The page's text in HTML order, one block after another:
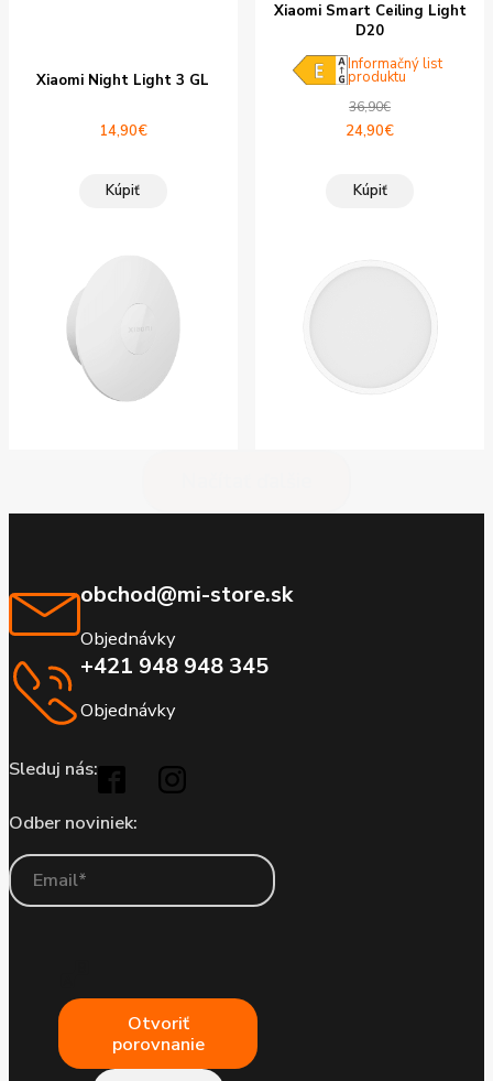
Xiaomi Night Light 3 GL
14,90€
Kúpiť
Xiaomi Smart Ceiling Light
D20
Informačný list
produktu
36,90€
Pôvodná
bola:
24,90€Aktuálna
Kúpiť
obchod@mi-store.sk
Objednávky
+421 948 948 345
Objednávky
Sleduj nás:
Odber noviniek:
Otvoriť
porovnanie